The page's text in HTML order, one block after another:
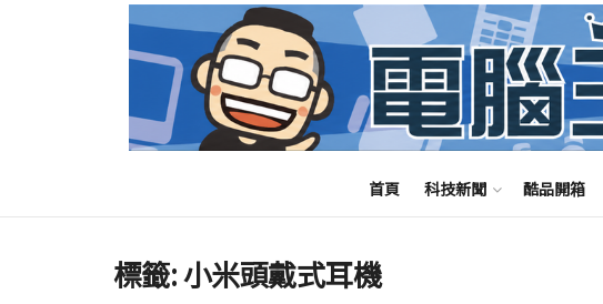
首頁 科技新聞 酷品開箱
標籤:小米頭戴式耳機